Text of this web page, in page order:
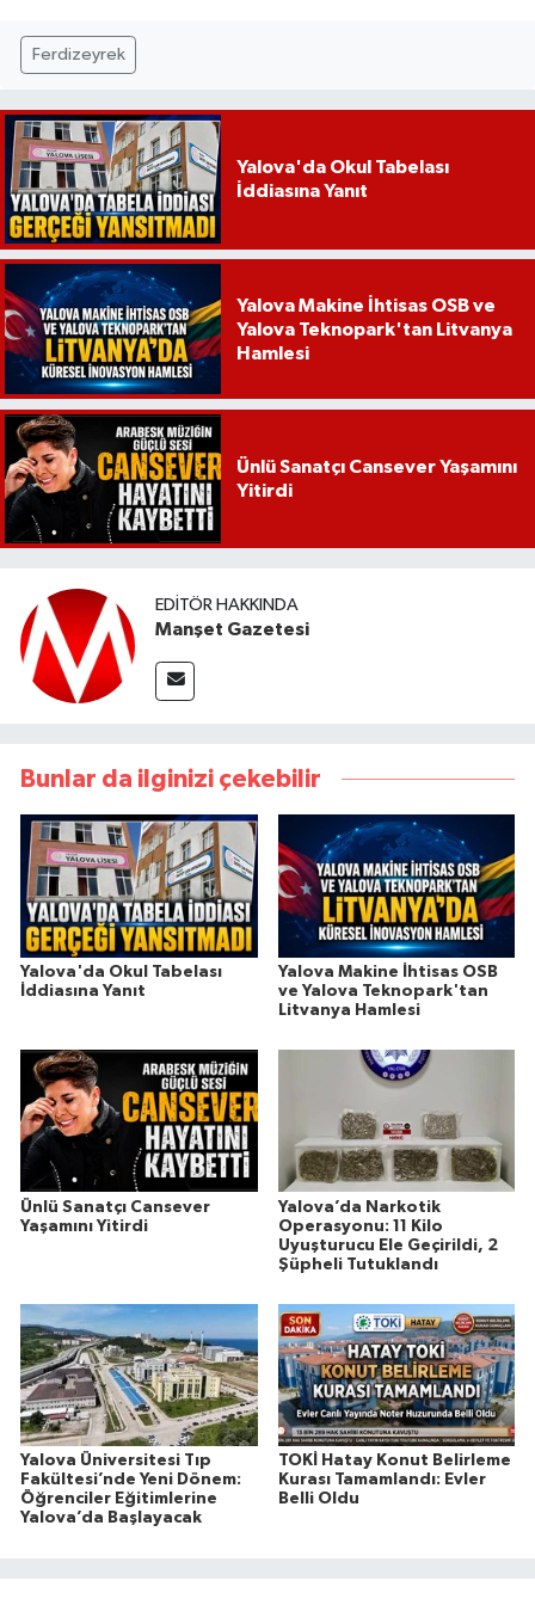
Ferdizeyrek
Yalova'da Okul Tabelası
İddiasına Yanıt
Yalova Makine İhtisas OSB ve
Yalova Teknopark'tan Litvanya
Hamlesi
Ünlü Sanatçı Cansever Yaşamını
Yitirdi
EDITÖR HAKKINDA
Manşet Gazetesi
Bunlar da ilginizi çekebilir
Yalova'da Okul Tabelası
İddiasına Yanıt
Yalova Makine İhtisas OSB
ve Yalova Teknopark'tan
Litvanya Hamlesi
Ünlü Sanatçı Cansever
Yaşamını Yitirdi
Yalova’da Narkotik
Operasyonu: 11 Kilo
Uyuşturucu Ele Geçirildi, 2
Şüpheli Tutuklandı
Yalova Üniversitesi Tıp
Fakültesi’nde Yeni Dönem:
Öğrenciler Eğitimlerine
Yalova’da Başlayacak
TOKİ Hatay Konut Belirleme
Kurası Tamamlandı: Evler
Belli Oldu